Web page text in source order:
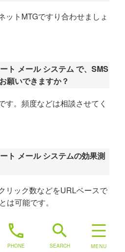
ットMTGですり合わせましょ
ト メール システム で、SMS
願いできますか？
す。頻度などは相談させてく
ト メール システムの効果測
リック数などをURLベースで
は可能です。
連携開発をお願いできます
phone
PHONE
search
SEARCH